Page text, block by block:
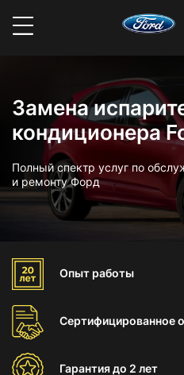
Замена
кондиционера
Полный спектр услуг по
и ремонту Форд
Опыт работы
Сертифицированное
Гарантиядо 2 лет